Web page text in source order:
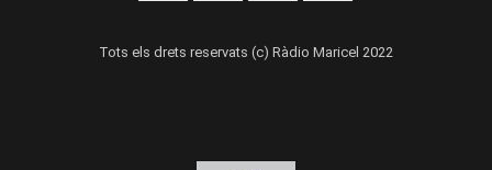
Tots els drets reservats (c) Ràdio Maricel 2022